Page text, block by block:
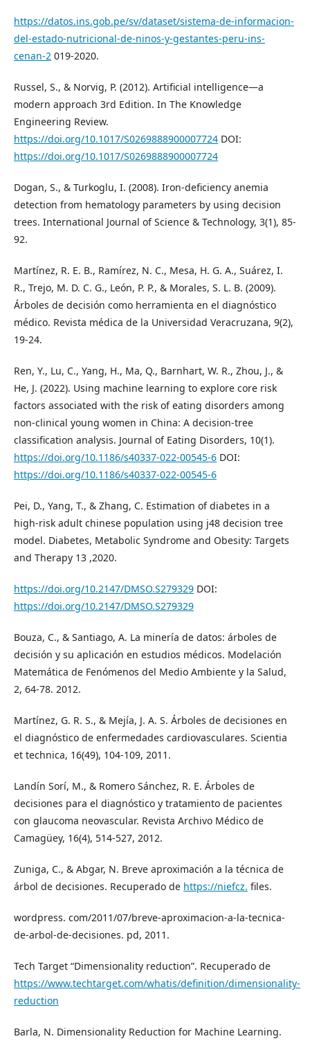
https://datos.ins.gob.pe/sv/dataset/sistema-de-informacion-
del-estado-nutricional-de-ninos-y-gestantes-peru-ins-
cenan-2 019-2020.
Russel, S., & Norvig, P. (2012). Artificial intelligence—a
modern approach 3rd Edition. In The Knowledge
Engineering Review.
https://doi.org/10.1017/S0269888900007724 DOI:
https://doi.org/10.1017/S0269888900007724
Dogan, S., & Turkoglu, I. (2008). Iron-deficiency anemia
detection from hematology parameters by using decision
trees. International Journal of Science & Technology, 3(1), 85-
92.
Martínez, R. E. B., Ramírez, N. C., Mesa, H. G. A., Suárez, I.
R., Trejo, M. D. C. G., León, P. P., & Morales, S. L. B. (2009).
Árboles de decisión como herramienta en el diagnóstico
médico. Revista médica de la Universidad Veracruzana, 9(2),
19-24.
Ren, Y., Lu, C., Yang, H., Ma, Q., Barnhart, W. R., Zhou, J., &
He, J. (2022). Using machine learning to explore core risk
factors associated with the risk of eating disorders among
non-clinical young women in China: A decision-tree
classification analysis. Journal of Eating Disorders, 10(1).
https://doi.org/10.1186/s40337-022-00545-6 DOI:
https://doi.org/10.1186/s40337-022-00545-6
Pei, D., Yang, T., & Zhang, C. Estimation of diabetes in a
high-risk adult chinese population using j48 decision tree
model. Diabetes, Metabolic Syndrome and Obesity: Targets
and Therapy 13 ,2020.
https://doi.org/10.2147/DMSO.S279329 DOI:
https://doi.org/10.2147/DMSO.S279329
Bouza, C., & Santiago, A. La minería de datos: árboles de
decisión y su aplicación en estudios médicos. Modelación
Matemática de Fenómenos del Medio Ambiente y la Salud,
2, 64-78. 2012.
Martínez, G. R. S., & Mejía, J. A. S. Árboles de decisiones en
el diagnóstico de enfermedades cardiovasculares. Scientia
et technica, 16(49), 104-109, 2011.
Landín Sorí, M., & Romero Sánchez, R. E. Árboles de
decisiones para el diagnóstico y tratamiento de pacientes
con glaucoma neovascular. Revista Archivo Médico de
Camagüey, 16(4), 514-527, 2012.
Zuniga, C., & Abgar, N. Breve aproximación a la técnica de
árbol de decisiones. Recuperado de https://niefcz. files.
wordpress. com/2011/07/breve-aproximacion-a-la-tecnica-
de-arbol-de-decisiones. pd, 2011.
Tech Target “Dimensionality reduction”. Recuperado de
https://www.techtarget.com/whatis/definition/dimensionality-
reduction
Barla, N. Dimensionality Reduction for Machine Learning.